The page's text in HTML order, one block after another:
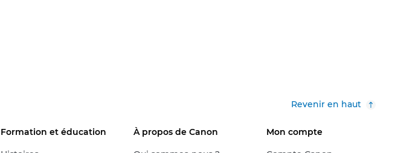
Revenir en haut
Formation et éducation À propos de Canon Mon compte